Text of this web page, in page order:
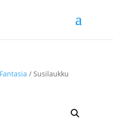
Fantasia / Susilaukku